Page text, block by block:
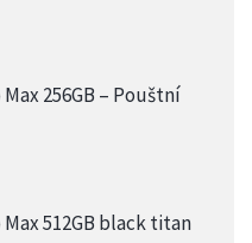
256GB – Pouštní
Max 512GB black titan